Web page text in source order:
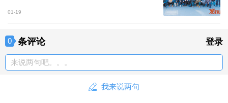
01-19
0 条评论 登录
来说两句吧。。。
我来说两句